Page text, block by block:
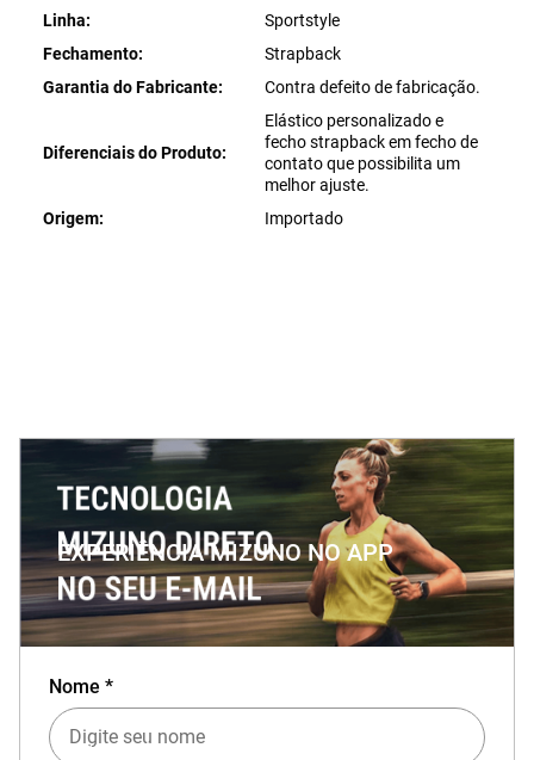
Linha
Sportstyle
Fechamento
Strapback
Garantia do Fabricante
Contra defeito de fabricação.
Diferenciais do Produto
Elástico personalizado e
fecho strapback em fecho de
contato que possibilita um
melhor ajuste.
Origem
Importado
EXPERIÊNCIA MIZUNO NO APP
Baixe o aplicativo Mizuno e garanta
Nome *